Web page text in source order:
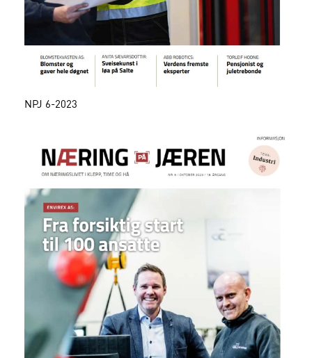
NPJ 6-2023